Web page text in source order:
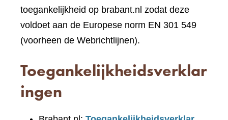
toegankelijkheid op brabant.nl zodat deze
voldoet aan de Europese norm EN 301 549
(voorheen de Webrichtlijnen).
Toegankelijkheidsverklar
ingen